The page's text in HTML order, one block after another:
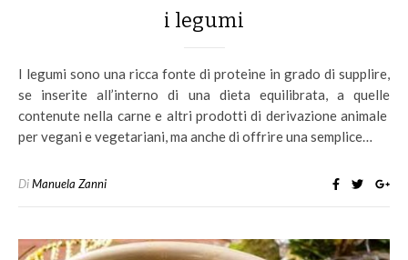
i legumi
I legumi sono una ricca fonte di proteine in grado di supplire,
se inserite all’interno di una dieta equilibrata, a quelle
contenute nella carne e altri prodotti di derivazione animale
per vegani e vegetariani, ma anche di offrire una semplice…
DiManuela Zanni